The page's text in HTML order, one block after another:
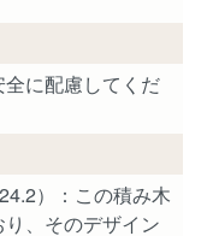
に配慮してくだ
）：この積み木
、そのデザイン